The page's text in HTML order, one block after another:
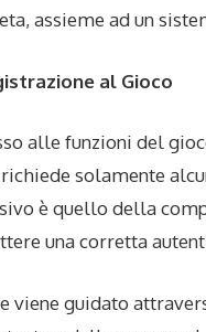
assieme ad un
al Gioco
alle funzioni del
solamente
è quello della
una corretta
viene guidato